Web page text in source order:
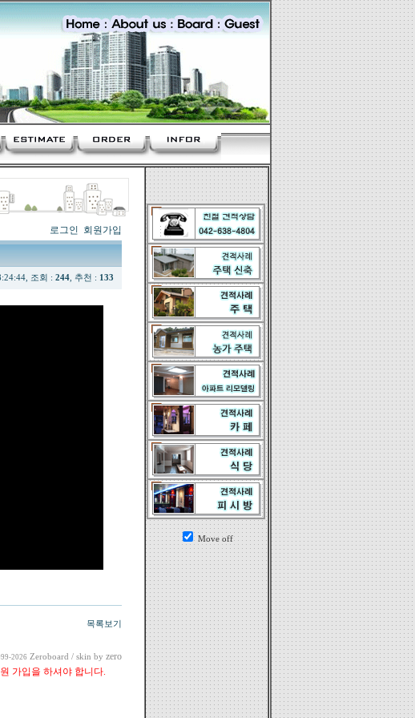
로그인 회원가입
조회 : 244 , 추천 : 133
목록보기
2026 Zeroboard / skin by zero
가입을 하셔야 합니다.
Move off